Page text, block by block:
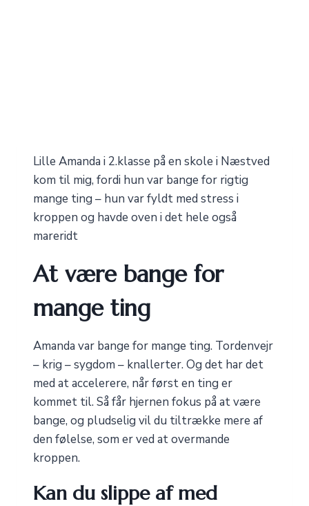
Lille Amanda i 2.klasse på en skole i Næstved
kom til mig, fordi hun var bange for rigtig
mange ting – hun var fyldt med stress i
kroppen og havde oven i det hele også
mareridt
At være bange for
mange ting
Amanda var bange for mange ting. Tordenvejr
– krig – sygdom – knallerter. Og det har det
med at accelerere, når først en ting er
kommet til. Så får hjernen fokus på at være
bange, og pludselig vil du tiltrække mere af
den følelse, som er ved at overmande
kroppen.
Kan du slippe af med